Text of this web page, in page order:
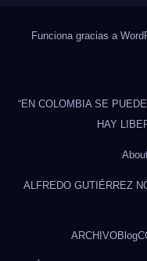
Funciona gracias a
“EN COLOMBIA SE
HAY
ALFREDO GUTIÉRREZ
ARCHIVOBlog